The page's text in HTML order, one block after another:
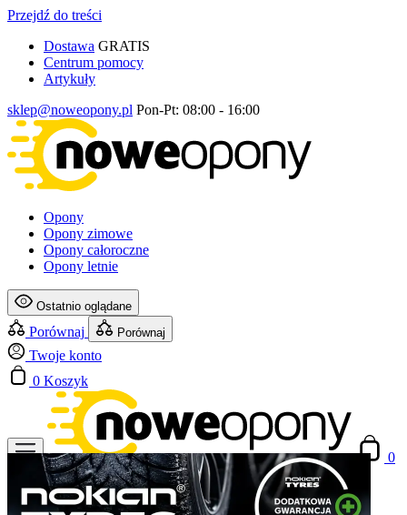
Przejdź do treści
Dostawa GRATIS
Centrum pomocy
Artykuły
sklep@noweopony.pl Pon-Pt: 08:00 - 16:00
Opony
Opony zimowe
Opony całoroczne
Opony letnie
Ostatnio oglądane
Porównaj Porównaj
Twoje konto
0 Koszyk
0